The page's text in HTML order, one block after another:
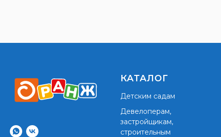
КАТАЛОГ
Детским садам
Девелоперам,
застройщикам,
строительным